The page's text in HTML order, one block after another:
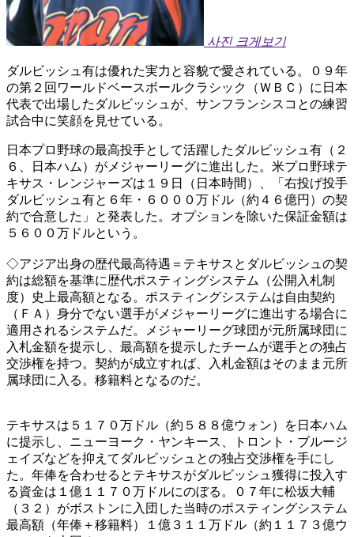
사진 크게보기
ダルビッシュ有は優れた実力と容貌で愛されている。０９年
の第２回ワールドベースボールクラシック（ＷＢＣ）に日本
代表で出場したダルビッシュが、サンフランシスコとの練習
試合中に笑顔を見せている。
日本プロ野球の最高投手として活躍したダルビッシュ有（２
６、日本ハム）がメジャーリーグに進出した。米プロ野球テ
キサス・レンジャーズは１９日（日本時間）、「右投げ投手
ダルビッシュ有と６年・６０００万ドル（約４６億円）の契
約で合意した」と発表した。オプションを除いた保証金額は
５６００万ドルという。
◇アジア出身の歴代最高待遇＝テキサスとダルビッシュの契
約は総額を基準に歴代ポスティングシステム（公開入札制
度）史上最高額となる。ポスティングシステムは自由契約
（ＦＡ）身分でない選手がメジャーリーグに進出する場合に
適用されるシステムだ。メジャーリーグ球団が元所属球団に
入札金額を提示し、最高額を提示したチームが選手との独占
交渉権を持つ。契約が成立すれば、入札金額はそのまま元所
属球団に入る。移籍料となるのだ。
テキサスは５１７０万ドル（約５８８億ウォン）を日本ハム
に提示し、ニューヨーク・ヤンキース、トロント・ブルージ
ェイズなどを抑えてダルビッシュとの独占交渉権を手にし
た。年俸を合わせるとテキサスがダルビッシュ獲得に投入す
る資金は１億１１７０万ドルにのぼる。０７年に松坂大輔
（３２）がボストンに入団した当時のポスティングシステム
最高額（年俸＋移籍料）１億３１１万ドル（約１１７３億ウ